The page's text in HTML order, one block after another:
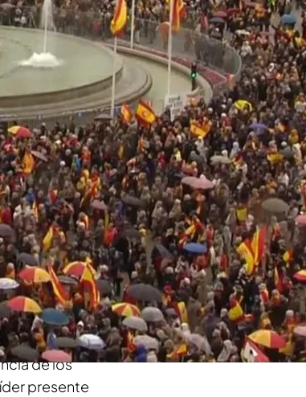
en la
ya que la
detener
Cibeles
en el
porque
de los
presente